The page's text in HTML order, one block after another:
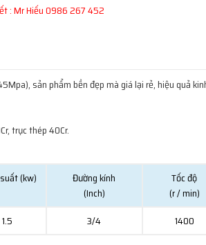
: Mr Hiếu 0986 267 452
sản phẩm bền đẹp mà giá lại rẻ, hiệu quả
trục thép 40Cr.
(kw)
Đường kính
(Inch)
Tốc độ
(r / min)
1.5 3/4 1400